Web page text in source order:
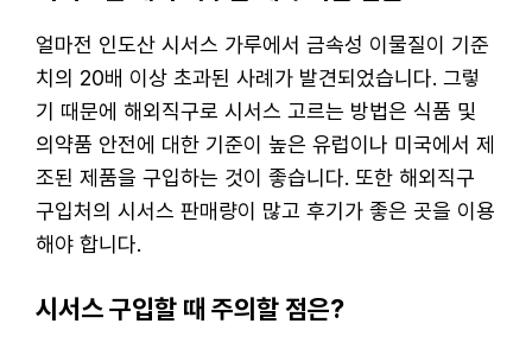
얼마전 인도산 시서스 가루에서 금속성 이물질이 기준
치의 20배 이상 초과된 사례가 발견되었습니다. 그렇
기 때문에 해외직구로 시서스 고르는 방법은 식품 및
의약품 안전에 대한 기준이 높은 유럽이나 미국에서 제
조된 제품을 구입하는 것이 좋습니다. 또한 해외직구
구입처의 시서스 판매량이 많고 후기가 좋은 곳을 이용
해야 합니다.
시서스 구입할 때 주의할 점은?